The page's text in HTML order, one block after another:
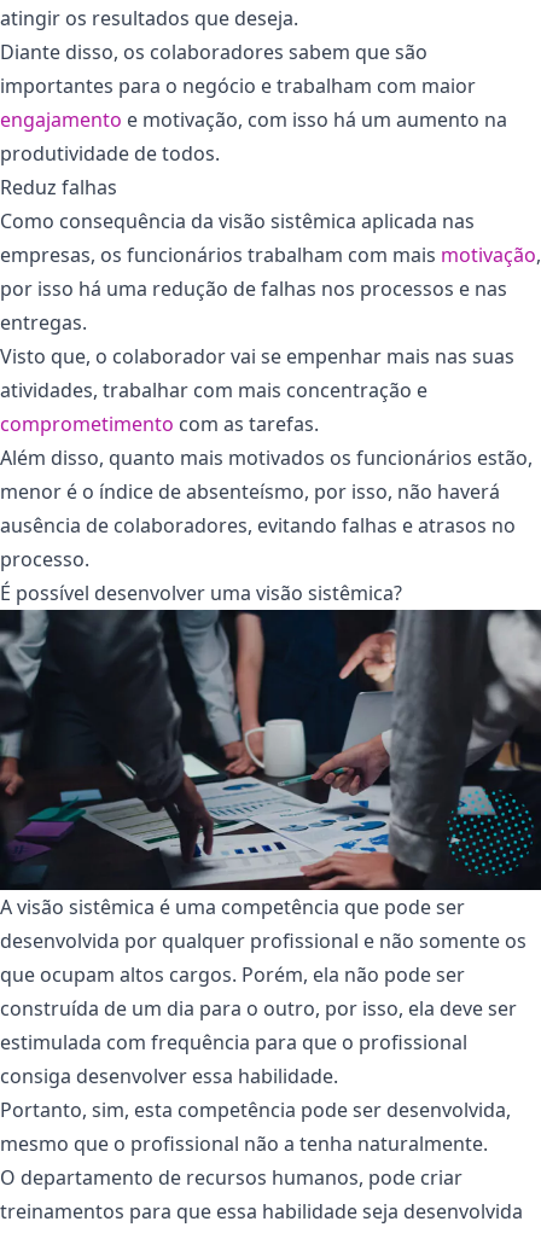
atingir os resultados que deseja.
Diante disso, os colaboradores sabem que são
importantes para o negócio e trabalham com maior
engajamento e motivação, com isso há um aumento na
produtividade de todos.
Reduz falhas
Como consequência da visão sistêmica aplicada nas
empresas, os funcionários trabalham com mais motivação,
por isso há uma redução de falhas nos processos e nas
entregas.
Visto que, o colaborador vai se empenhar mais nas suas
atividades, trabalhar com mais concentração e
comprometimento com as tarefas.
Além disso, quanto mais motivados os funcionários estão,
menor é o índice de absenteísmo, por isso, não haverá
ausência de colaboradores, evitando falhas e atrasos no
processo.
É possível desenvolver uma visão sistêmica?
A visão sistêmica é uma competência que pode ser
desenvolvida por qualquer profissional e não somente os
que ocupam altos cargos. Porém, ela não pode ser
construída de um dia para o outro, por isso, ela deve ser
estimulada com frequência para que o profissional
consiga desenvolver essa habilidade.
Portanto, sim, esta competência pode ser desenvolvida,
mesmo que o profissional não a tenha naturalmente.
O departamento de recursos humanos, pode criar
treinamentos para que essa habilidade seja desenvolvida